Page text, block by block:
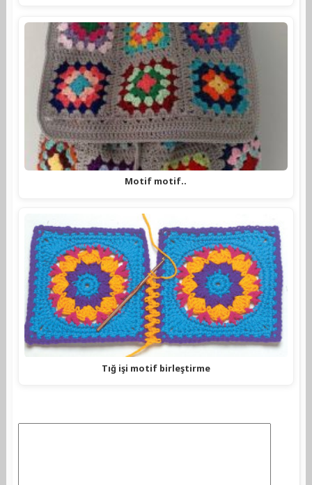
Motif motif..
Tığ işi motif birleştirme